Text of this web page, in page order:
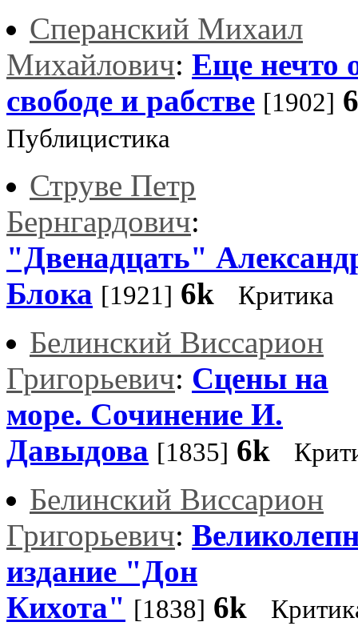
Сперанский Михаил
Михайлович: Еще нечто
свободе и рабстве [1902]
Публицистика
Струве Петр
Бернгардович:
"Двенадцать"
Блока [1921] 6k Критика
Белинский Виссарион
Григорьевич: Сцены на
море. Сочинение И.
Давыдова [1835] 6k
Белинский Виссарион
Григорьевич:
издание "Дон
Кихота" [1838] 6k